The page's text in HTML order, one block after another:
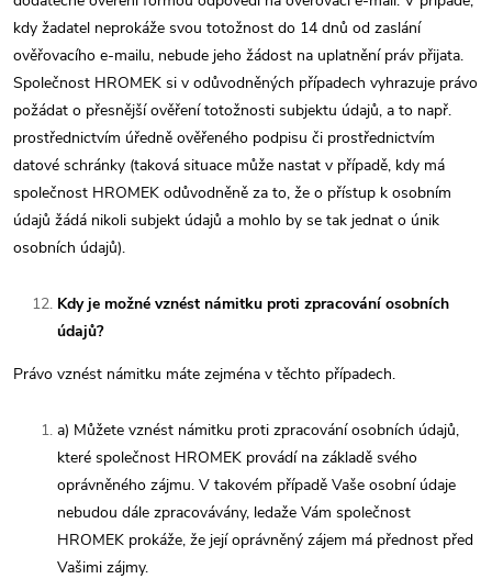
kdy žadatel neprokáže svou totožnost do 14 dnů od zaslání
ověřovacího e-mailu, nebude jeho žádost na uplatnění práv přijata.
Společnost HROMEK si v odůvodněných případech vyhrazuje právo
požádat o přesnější ověření totožnosti subjektu údajů, a to např.
prostřednictvím úředně ověřeného podpisu či prostřednictvím
datové schránky (taková situace může nastat v případě, kdy má
společnost HROMEK odůvodněně za to, že o přístup k osobním
údajů žádá nikoli subjekt údajů a mohlo by se tak jednat o únik
osobních údajů).
Kdy je možné vznést námitku proti zpracování osobních
údajů?
Právo vznést námitku máte zejména v těchto případech.
a) Můžete vznést námitku proti zpracování osobních údajů,
které společnost HROMEK provádí na základě svého
oprávněného zájmu. V takovém případě Vaše osobní údaje
nebudou dále zpracovávány, ledaže Vám společnost
HROMEK prokáže, že její oprávněný zájem má přednost před
Vašimi zájmy.